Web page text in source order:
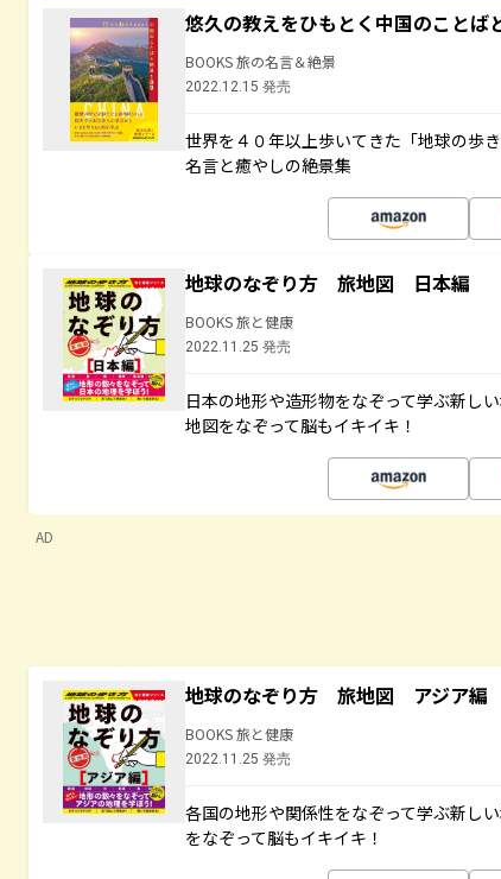
悠久の教えをひもとく中国のことば
BOOKS 旅の名言＆絶景
2022.12.15 発売
世界を４０年以上歩いてきた「地球の歩
名言と癒やしの絶景集
地球のなぞり方 旅地図 日本編
BOOKS 旅と健康
2022.11.25 発売
日本の地形や造形物をなぞって学ぶ新し
地図をなぞって脳もイキイキ！
AD
地球のなぞり方 旅地図 アジア編
BOOKS 旅と健康
2022.11.25 発売
各国の地形や関係性をなぞって学ぶ新し
をなぞって脳もイキイキ！